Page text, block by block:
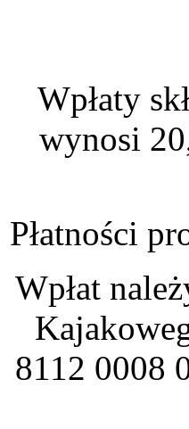
Wpłaty
wynosi
Płatności
Wpłat
8112 0008